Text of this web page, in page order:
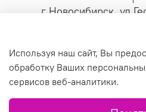
г Новосибирск, ул
© 2019 Любое использование
Используя наш сайт, Вы
обработку Ваших
сервисов веб-аналитики.